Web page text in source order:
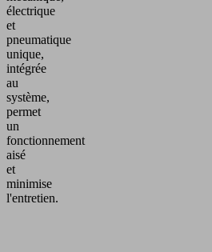
électrique
et
pneumatique
unique,
intégrée
au
système,
permet
un
fonctionnement
aisé
et
minimise
l'entretien.